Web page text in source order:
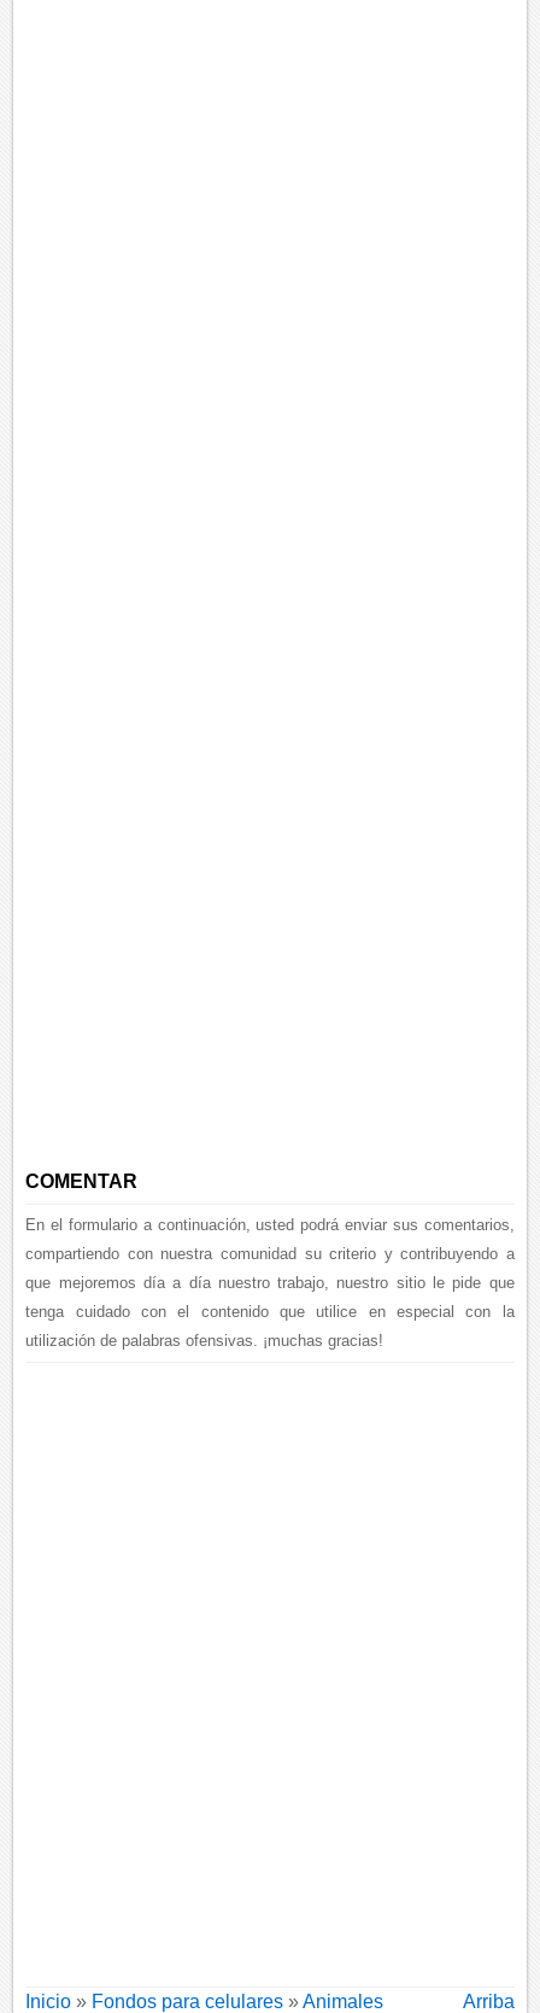
COMENTAR
En el formulario a continuación, usted podrá enviar sus comentarios,
compartiendo con nuestra comunidad su criterio y contribuyendo a
que mejoremos día a día nuestro trabajo, nuestro sitio le pide que
tenga cuidado con el contenido que utilice en especial con la
utilización de palabras ofensivas. ¡muchas gracias!
Inicio » Fondos para celulares »Animales Arriba